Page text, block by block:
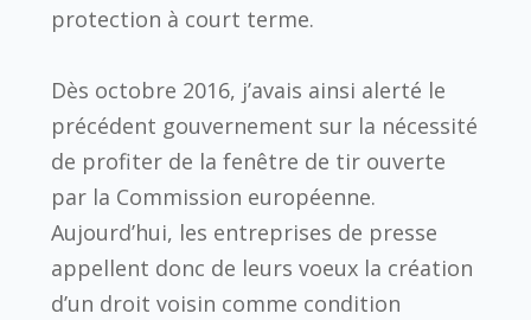
protection à court terme.
Dès octobre 2016, j’avais ainsi alerté le
précédent gouvernement sur la nécessité
de profiter de la fenêtre de tir ouverte
par la Commission européenne.
Aujourd’hui, les entreprises de presse
appellent donc de leurs voeux la création
d’un droit voisin comme condition